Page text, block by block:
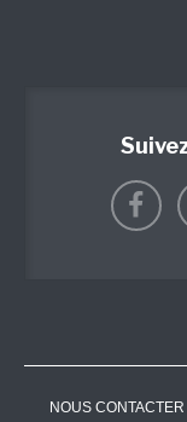
NOUS CONTACTER